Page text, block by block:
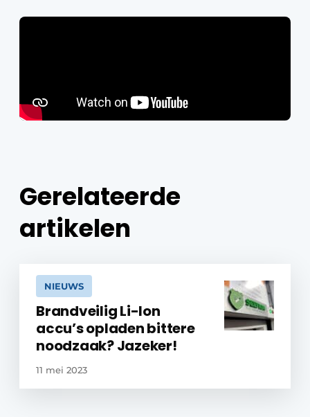
Gerelateerde
artikelen
NIEUWS
Brandveilig Li-Ion
accu’s opladen bittere
noodzaak? Jazeker!
11 mei 2023